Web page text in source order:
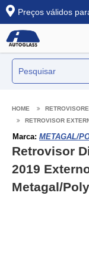
Preços válidos
RETROVISOR
Marca: METAGAL/
Retrovisor
2019
Metagal/